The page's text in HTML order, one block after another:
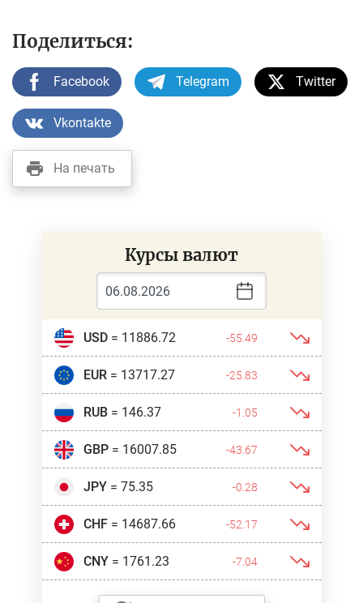
Поделиться:
Facebook Telegram Twitter
Vkontakte
На печать
Курсы валют
USD= 11886.72 -55.49
EUR= 13717.27 -25.83
RUB= 146.37 -1.05
GBP= 16007.85 -43.67
JPY= 75.35 -0.28
CHF= 14687.66 -52.17
CNY= 1761.23 -7.04